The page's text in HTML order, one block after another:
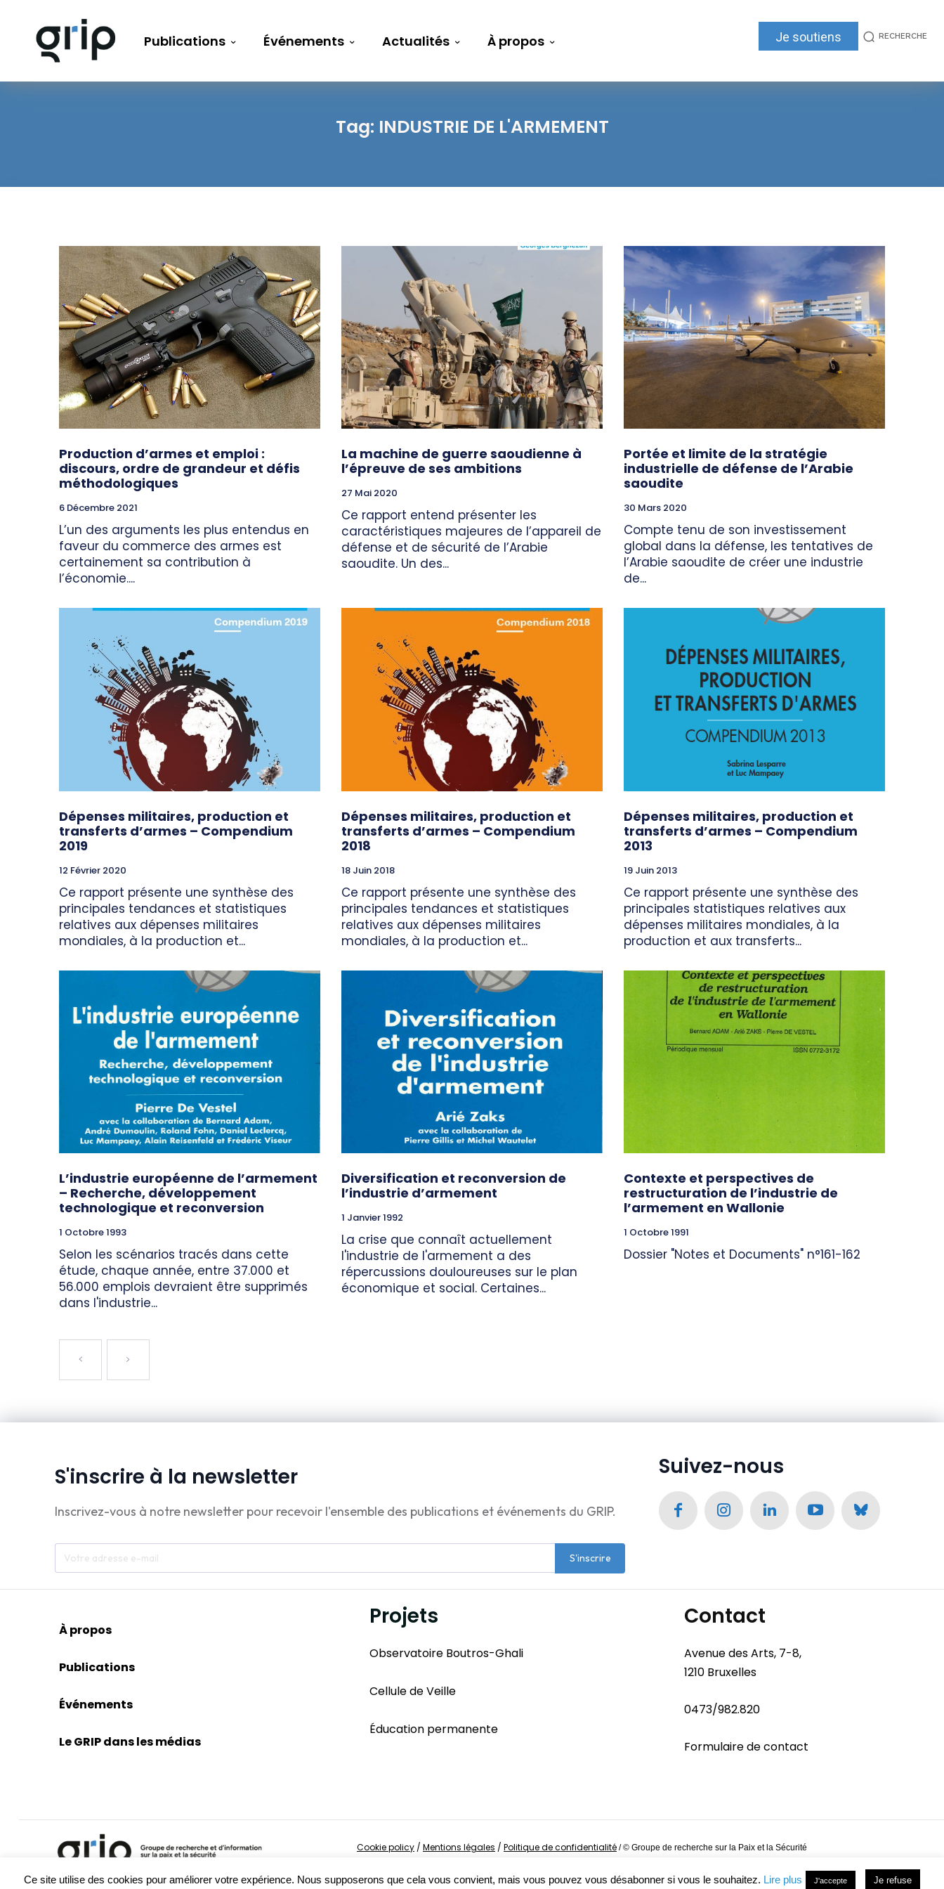
Publications Événements Actualités À propos Je soutiens RECHERCHE
Tag: INDUSTRIE DE L'ARMEMENT
Production d’armes et emploi :
discours, ordre de grandeur et défis
méthodologiques
6 Décembre 2021
L’un des arguments les plus entendus en
faveur du commerce des armes est
certainement sa contribution à
l’économie....
La machine de guerre saoudienne à
l’épreuve de ses ambitions
27 Mai 2020
Ce rapport entend présenter les
caractéristiques majeures de l’appareil de
défense et de sécurité de l’Arabie
saoudite. Un des...
Portée et limite de la stratégie
industrielle de défense de l’Arabie
saoudite
30 Mars 2020
Compte tenu de son investissement
global dans la défense, les tentatives de
l’Arabie saoudite de créer une industrie
de...
Dépenses militaires, production et
transferts d’armes – Compendium
2019
12 Février 2020
Ce rapport présente une synthèse des
principales tendances et statistiques
relatives aux dépenses militaires
mondiales, à la production et...
Dépenses militaires, production et
transferts d’armes – Compendium
2018
18 Juin 2018
Ce rapport présente une synthèse des
principales tendances et statistiques
relatives aux dépenses militaires
mondiales, à la production et...
Dépenses militaires, production et
transferts d’armes – Compendium
2013
19 Juin 2013
Ce rapport présente une synthèse des
principales statistiques relatives aux
dépenses militaires mondiales, à la
production et aux transferts...
L’industrie européenne de l’armement
– Recherche, développement
technologique et reconversion
1 Octobre 1993
Selon les scénarios tracés dans cette
étude, chaque année, entre 37.000 et
56.000 emplois devraient être supprimés
dans l'industrie...
Diversification et reconversion de
l’industrie d’armement
1 Janvier 1992
La crise que connaît actuellement
l'industrie de l'armement a des
répercussions douloureuses sur le plan
économique et social. Certaines...
Contexte et perspectives de
restructuration de l’industrie de
l’armement en Wallonie
1 Octobre 1991
Dossier "Notes et Documents" n°161-162
S'inscrire à la newsletter
Inscrivez-vous à notre newsletter pour recevoir l'ensemble des publications et événements du GRIP.
S'inscrire
Suivez-nous
À propos
Publications
Événements
Le GRIP dans les médias
Projets
Observatoire Boutros-Ghali
Cellule de Veille
Éducation permanente
Contact
Avenue des Arts, 7-8,
1210 Bruxelles
0473/982.820
Formulaire de contact
Cookie policy / Mentions légales / Politique de confidentialité /© Groupe de recherche sur la Paix et la Sécurité
Ce site utilise des cookies pour améliorer votre expérience. Nous supposerons que cela vous convient, mais vous pouvez vous désabonner si vous le souhaitez. Lire plus J'accepte Je refuse